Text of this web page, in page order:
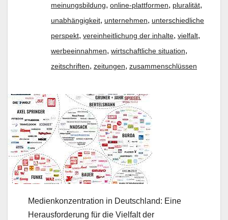
meinungsbildung, online-plattformen, pluralität,
unabhängigkeit, unternehmen, unterschiedliche
perspekt, vereinheitlichung der inhalte, vielfalt,
werbeeinnahmen, wirtschaftliche situation,
zeitschriften, zeitungen, zusammenschlüssen
Medienkonzentration in Deutschland: Eine
Herausforderung für die Vielfalt der